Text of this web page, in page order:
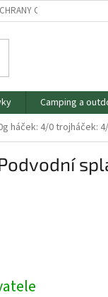
OSOBNÍCH ÚDAJŮ
Camping a
háček: 4/0 trojháček:
Podvodní